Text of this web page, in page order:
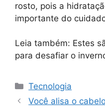
rosto, pois a
importante do
Leia também: Estes
para desafiar o
Categorias
Tecnologia
Você alisa o